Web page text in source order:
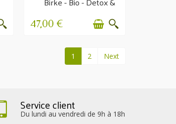
Bewegung - 1kg
47,00 €
1 2 Next
Service client
Du lundi au vendredi de 9h à 18h